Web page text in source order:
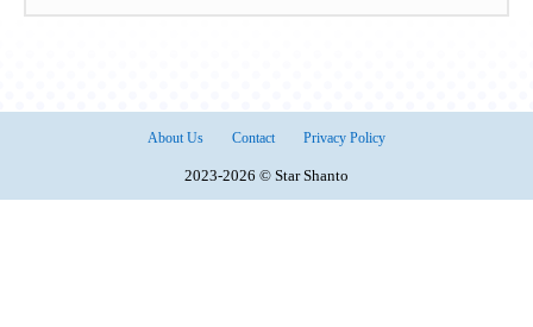
About Us Contact Privacy Policy
2023-2026 © Star Shanto